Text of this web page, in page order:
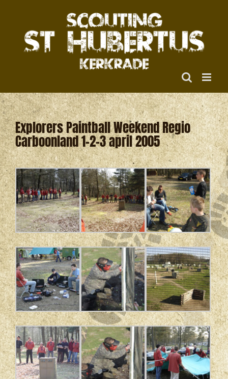
Explorers Paintball Weekend Regio
Carboonland 1-2-3 april 2005